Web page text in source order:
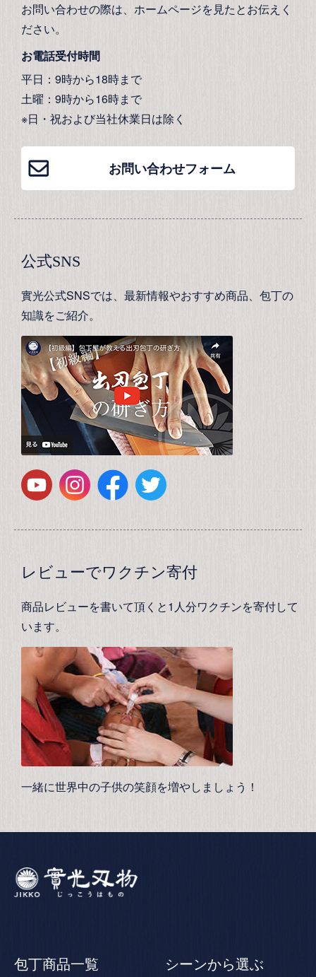
お問い合わせの際は、ホームページを見たとお伝えく
ださい。
お電話受付時間
平日：9時から18時まで
土曜：9時から16時まで
※日・祝および当社休業日は除く
お問い合わせフォーム
公式SNS
實光公式SNSでは、最新情報やおすすめ商品、包丁の
知識をご紹介。
レビューでワクチン寄付
商品レビューを書いて頂くと1人分ワクチンを寄付して
います。
一緒に世界中の子供の笑顔を増やしましょう！
包丁商品一覧 シーンから選ぶ